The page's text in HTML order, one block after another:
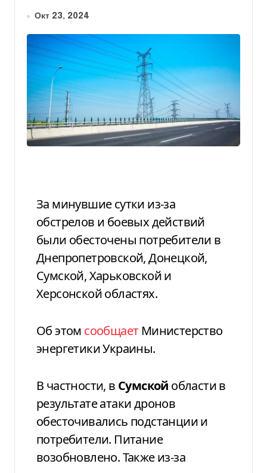
Окт 23, 2024
За минувшие сутки из-за
обстрелов и боевых действий
были обесточены потребители в
Днепропетровской, Донецкой,
Сумской, Харьковской и
Херсонской областях.
Об этом сообщает Министерство
энергетики Украины.
В частности, в Сумской области в
результате атаки дронов
обесточивались подстанции и
потребители. Питание
возобновлено. Также из-за